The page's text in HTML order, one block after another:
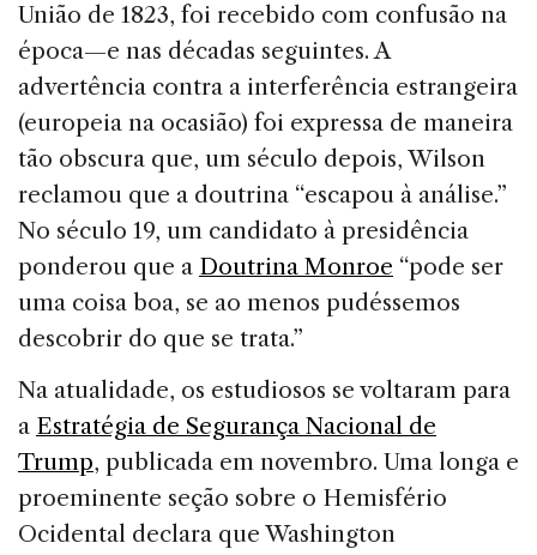
União de 1823, foi recebido com confusão na
época—e nas décadas seguintes. A
advertência contra a interferência estrangeira
(europeia na ocasião) foi expressa de maneira
tão obscura que, um século depois, Wilson
reclamou que a doutrina “escapou à análise.”
No século 19, um candidato à presidência
ponderou que a Doutrina Monroe “pode ser
uma coisa boa, se ao menos pudéssemos
descobrir do que se trata.”
Na atualidade, os estudiosos se voltaram para
a Estratégia de Segurança Nacional de
Trump, publicada em novembro. Uma longa e
proeminente seção sobre o Hemisfério
Ocidental declara que Washington